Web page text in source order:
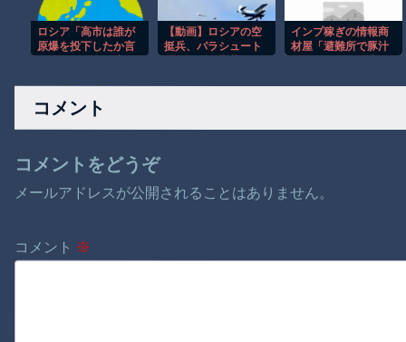
ロシア「高市は誰が
原爆を投下したか言
UFOだと思っている
のか?」 [8/9]
【動画】ロシアの空
挺兵、パラシュート
インプ稼ぎの情報商
材屋「避難所で豚汁
た」釣られた奴
コメント
コメントをどうぞ
メールアドレスが公開されることはありません。
コメント ※